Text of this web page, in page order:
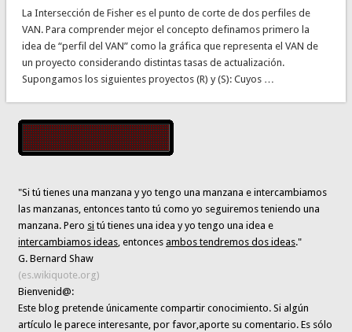
La Intersección de Fisher es el punto de corte de dos perfiles de
VAN. Para comprender mejor el concepto definamos primero la
idea de “perfil del VAN” como la gráfica que representa el VAN de
un proyecto considerando distintas tasas de actualización.
Supongamos los siguientes proyectos (R) y (S): Cuyos …
"Si tú tienes una manzana y yo tengo una manzana e intercambiamos
las manzanas, entonces tanto tú como yo seguiremos teniendo una
manzana. Pero si tú tienes una idea y yo tengo una idea e
intercambiamos ideas, entoncesambos tendremos dos ideas."
G. Bernard Shaw
(es.wikiquote.org)
Bienvenid@:
Este blog pretende únicamentecompartir conocimiento. Si algún
artículo le parece interesante,por favor,aporte su comentario. Es sólo